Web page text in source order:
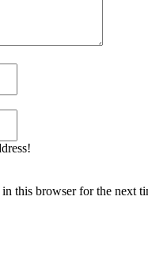
this browser for the next